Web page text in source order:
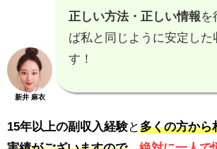
新井 麻衣
正しい方法・正しい情報を
ば私と同じように安定した
す！
15年以上の副収入経験と多くの方から